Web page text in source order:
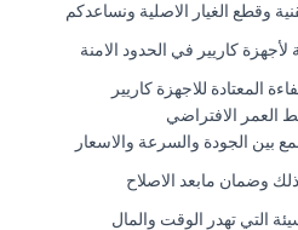
وقطع الغيار الاصلية ونساعدكم
لأجهزة كاريير في الحدود الامنة
المعتادة للاجهزة كاريير
العمر الافتراضي
بين الجودة والسرعة والاسعار
وضمان مابعد الاصلاح
التي تهدر الوقت والمال